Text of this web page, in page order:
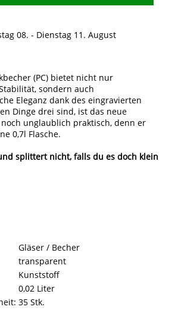
08. - Dienstag 11. August
(PC) bietet nicht nur
sondern auch
Eleganz dank des eingravierten
Dinge drei sind, ist das neue
unglaublich praktisch, denn er
0,7l Flasche.
splittert nicht, falls du es doch klein
Gläser / Becher
transparent
Kunststoff
0,02 Liter
35 Stk.